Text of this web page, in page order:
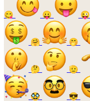
😋 😛 😜
🤗 🤭
🤔 🫡
🥸 😎